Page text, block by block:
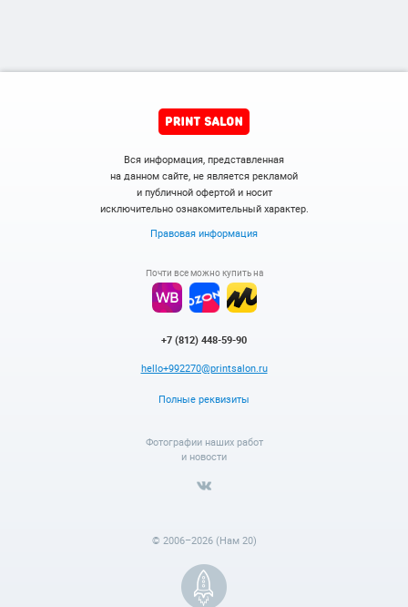
Вся информация, представленная
на данном сайте, не является рекламой
и публичной офертой и носит
исключительно ознакомительный характер.
Правовая информация
Почти все можно купить на
+7 (812) 448-59-90
hello+992270@printsalon.ru
Полные реквизиты
Фотографии наших работ
и новости
© 2006–2026 (Нам 20)